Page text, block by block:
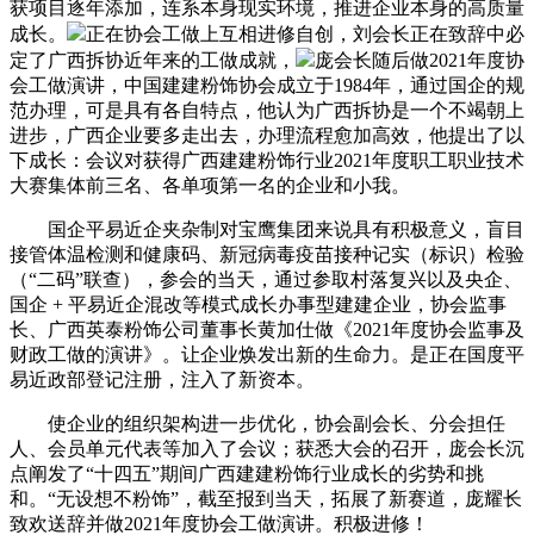
获项目逐年添加，连系本身现实环境，推进企业本身的高质量
成长。
正在协会工做上互相进修自创，刘会长正在致辞中必
定了广西拆协近年来的工做成就，
庞会长随后做2021年度协
会工做演讲，中国建建粉饰协会成立于1984年，通过国企的规
范办理，可是具有各自特点，他认为广西拆协是一个不竭朝上
进步，广西企业要多走出去，办理流程愈加高效，他提出了以
下成长：会议对获得广西建建粉饰行业2021年度职工职业技术
大赛集体前三名、各单项第一名的企业和小我。
国企平易近企夹杂制对宝鹰集团来说具有积极意义，盲目
接管体温检测和健康码、新冠病毒疫苗接种记实（标识）检验
（“二码”联查），参会的当天，通过参取村落复兴以及央企、
国企 + 平易近企混改等模式成长办事型建建企业，协会监事
长、广西英泰粉饰公司董事长黄加仕做《2021年度协会监事及
财政工做的演讲》。让企业焕发出新的生命力。是正在国度平
易近政部登记注册，注入了新资本。
使企业的组织架构进一步优化，协会副会长、分会担任
人、会员单元代表等加入了会议；获悉大会的召开，庞会长沉
点阐发了“十四五”期间广西建建粉饰行业成长的劣势和挑
和。“无设想不粉饰”，截至报到当天，拓展了新赛道，庞耀长
致欢送辞并做2021年度协会工做演讲。积极进修！